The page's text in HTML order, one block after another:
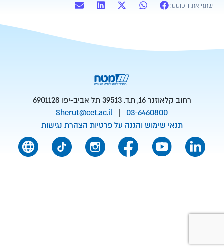
שתף את הפוסט:
תנאי שימוש והגנה על פרטיות הצהרת נגישות
03-6460800
Sherut@cet.ac.il
רחוב קלאוזנר 16, ת.ד. 39513 תל אביב-יפו 6901128